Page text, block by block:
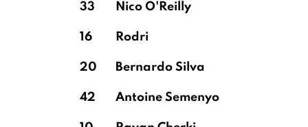
33 Nico O'Reilly
16 Rodri
20 Bernardo Silva
42 Antoine Semenyo